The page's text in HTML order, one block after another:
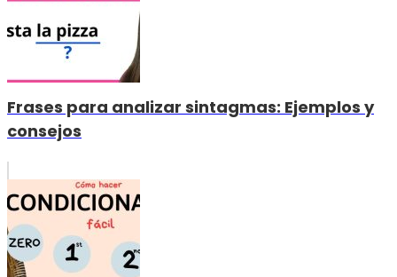
Frases para analizar sintagmas: Ejemplos y
consejos